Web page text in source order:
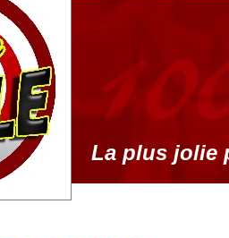
La plus jolie